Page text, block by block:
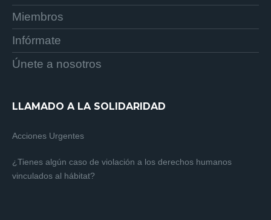
Miembros
Infórmate
Únete a nosotros
LLAMADO A LA SOLIDARIDAD
Acciones Urgentes
¿Tienes algún caso de violación a los derechos humanos
vinculados al hábitat?